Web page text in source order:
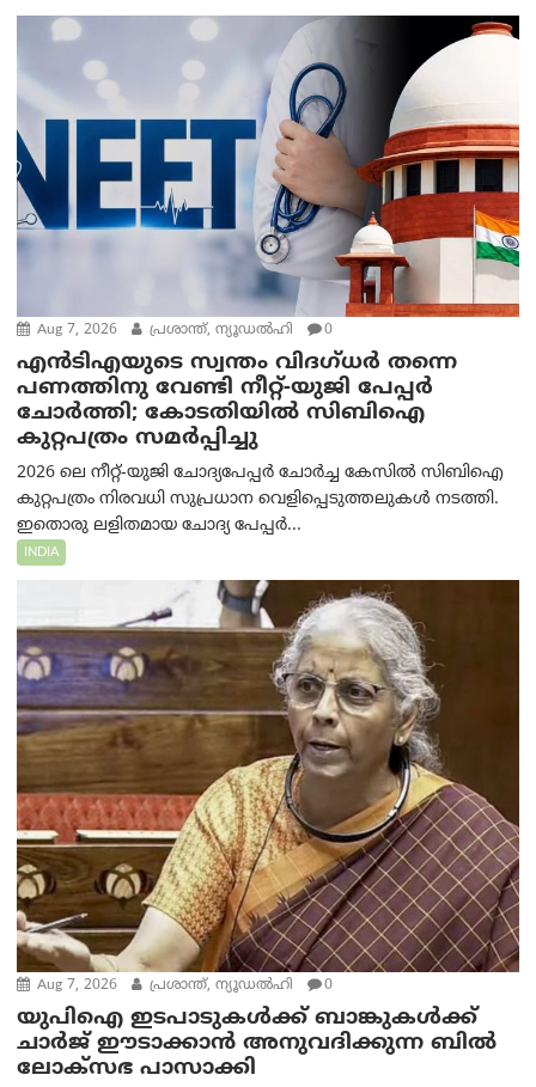
Aug 7, 2026 പ്രശാന്ത്, ന്യൂഡല്‍ഹി 0
എൻ‌ടി‌എയുടെ സ്വന്തം വിദഗ്ധർ തന്നെ
പണത്തിനു വേണ്ടി നീറ്റ്-യു‌ജി പേപ്പർ
ചോർത്തി; കോടതിയില്‍ സിബിഐ
കുറ്റപത്രം സമര്‍പ്പിച്ചു
2026 ലെ നീറ്റ്-യുജി ചോദ്യപേപ്പർ ചോർച്ച കേസിൽ സിബിഐ
കുറ്റപത്രം നിരവധി സുപ്രധാന വെളിപ്പെടുത്തലുകൾ നടത്തി.
ഇതൊരു ലളിതമായ ചോദ്യ പേപ്പർ...
INDIA
Aug 7, 2026 പ്രശാന്ത്, ന്യൂഡല്‍ഹി 0
യുപിഐ ഇടപാടുകൾക്ക് ബാങ്കുകൾക്ക്
ചാർജ് ഈടാക്കാൻ അനുവദിക്കുന്ന ബിൽ
ലോക്‌സഭ പാസാക്കി